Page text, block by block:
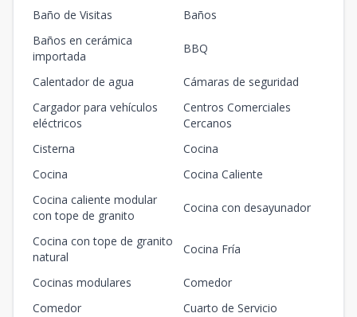
Baño de Visitas
Baños
Baños en cerámica
importada
BBQ
Calentador de agua
Cámaras de seguridad
Cargador para vehículos
eléctricos
Centros Comerciales
Cercanos
Cisterna
Cocina
Cocina
Cocina Caliente
Cocina caliente modular
con tope de granito
Cocina con desayunador
Cocina con tope de granito
natural
Cocina Fría
Cocinas modulares
Comedor
Comedor
Cuarto de Servicio